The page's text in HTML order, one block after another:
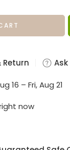
Return
16 – Fri, Aug 21
now